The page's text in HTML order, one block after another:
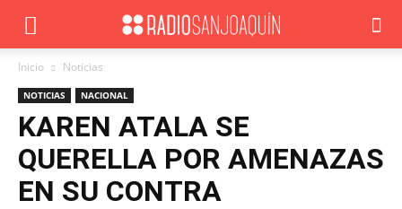
Inicio Noticias
NOTICIAS NACIONAL
KAREN ATALA SE
QUERELLA POR AMENAZAS
EN SU CONTRA